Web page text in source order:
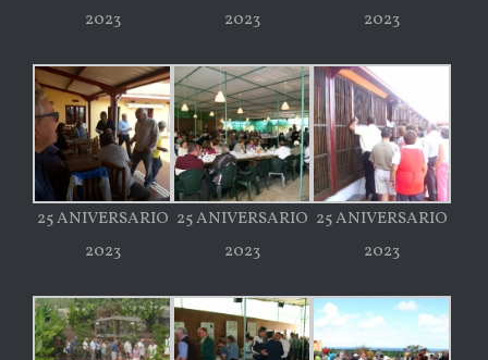
2023
2023
2023
25 ANIVERSARIO
2023
25 ANIVERSARIO
2023
25 ANIVERSARIO
2023